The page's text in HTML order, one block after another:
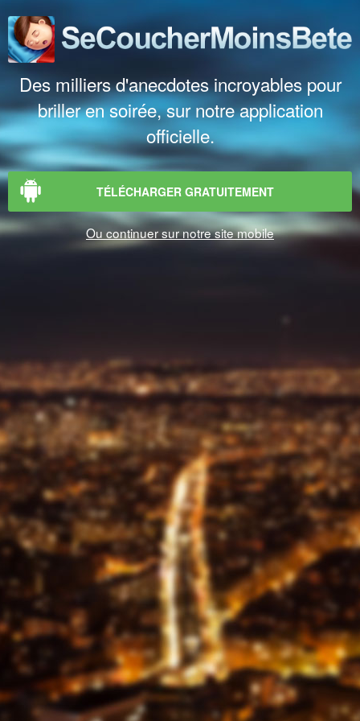
Des milliers d'anecdotes incroyables pour
briller en soirée, sur notre application
officielle.
TÉLÉCHARGER GRATUITEMENT
Ou continuer sur notre site mobile